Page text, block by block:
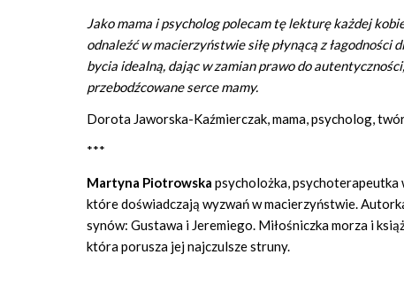
Jako mama i psycholog polecam tę lekturę każdej
odnaleźć w macierzyństwie siłę płynącą z
bycia idealną, dając w zamian prawo do
przebodźcowane serce mamy.
Dorota Jaworska-Kaźmierczak, mama, psycholog,
***
Martyna Piotrowska psycholożka, psychoterapeutka
które doświadczają wyzwań w macierzyństwie.
synów: Gustawa i Jeremiego. Miłośniczka morza i
która porusza jej najczulsze struny.